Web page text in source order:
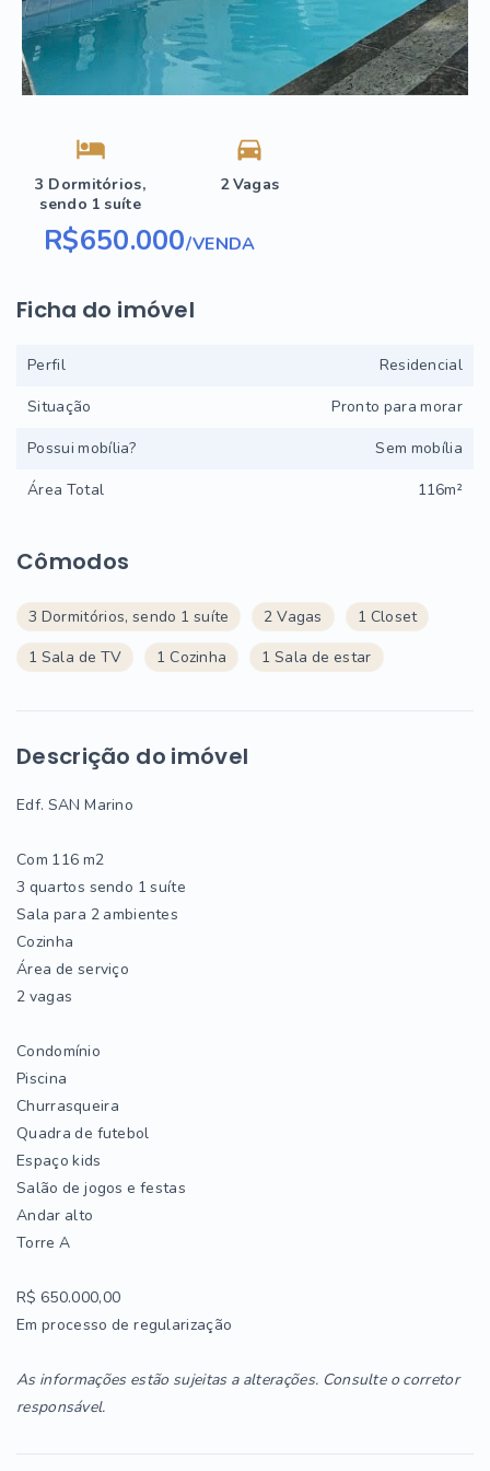
3 Dormitórios,
sendo 1 suíte
2 Vagas
R$650.000/VENDA
Cômodos
3 Dormitórios, sendo 1 suíte 2 Vagas
1 Closet
1 Sala de TV
1 Cozinha 1 Sala de estar
Descrição do imóvel
Edf. SAN Marino
Com 116 m2
3 quartos sendo 1 suíte
Sala para 2 ambientes
Cozinha
Área de serviço
2 vagas
Condomínio
Piscina
Churrasqueira
Quadra de futebol
Espaço kids
Salão de jogos e festas
Andar alto
Torre A
R$ 650.000,00
Em processo de regularização
As informações estão sujeitas a alterações. Consulte o corretor
responsável.
Ficha do imóvel
Perfil
Residencial
Situação
Pronto para morar
Possui mobília?
Sem mobília
Área Total
116m²